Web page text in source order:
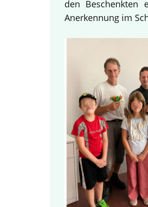
den Beschenkten
Anerkennung im